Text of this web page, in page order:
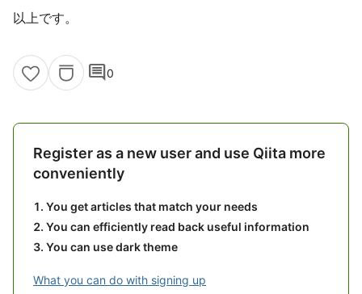
以上です。
comment0
Register as a new user and use Qiita more
conveniently
You get articles that match your needs
You can efficiently read back useful information
You can use dark theme
What you can do with signing up